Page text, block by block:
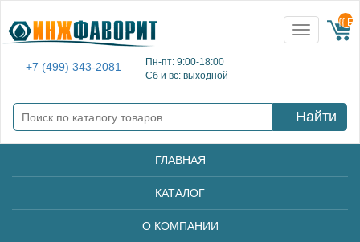
+7 (499) 343-2081
Пн-пт: 9:00-18:00
Сб и вс: выходной
Toggle
navigation
{{
Найти
ГЛАВНАЯ
КАТАЛОГ
О КОМПАНИИ